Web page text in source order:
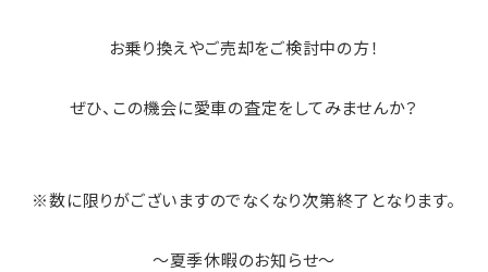
お乗り換えやご売却をご検討中の方！
ぜひ、この機会に愛車の査定をしてみませんか？
※数に限りがございますのでなくなり次第終了となります。
～夏季休暇のお知らせ～